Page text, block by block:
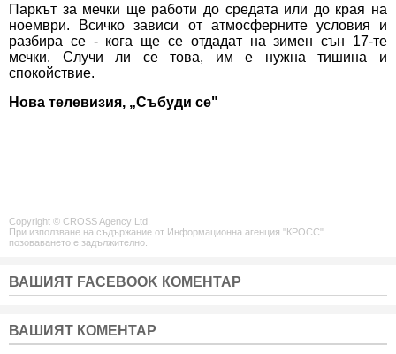
Паркът за мечки ще работи до средата или до края на
ноември. Всичко зависи от атмосферните условия и
разбира се - кога ще се отдадат на зимен сън 17-те
мечки. Случи ли се това, им е нужна тишина и
спокойствие.
Нова телевизия, „Събуди се"
Copyright © CROSS Agency Ltd.
При използване на съдържание от Информационна агенция "КРОСС"
позоваването е задължително.
ВАШИЯТ FACEBOOK КОМЕНТАР
ВАШИЯТ КОМЕНТАР